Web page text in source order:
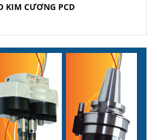
KIM CƯƠNG PCD